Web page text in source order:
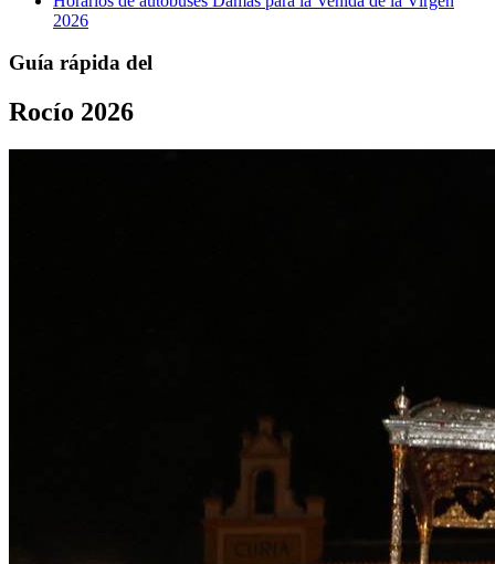
2026
Guía rápida del
Rocío 2026